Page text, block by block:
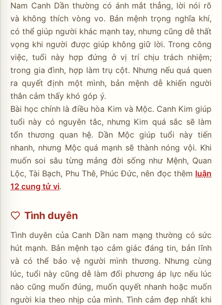
Nam Canh Dần thường có ánh mắt thẳng, lời nói rõ
và không thích vòng vo. Bản mệnh trọng nghĩa khí,
có thể giúp người khác mạnh tay, nhưng cũng dễ thất
vọng khi người được giúp không giữ lời. Trong công
việc, tuổi này hợp đứng ở vị trí chịu trách nhiệm;
trong gia đình, hợp làm trụ cột. Nhưng nếu quá quen
ra quyết định một mình, bản mệnh dễ khiến người
thân cảm thấy khó góp ý.
Bài học chính là điều hòa Kim và Mộc. Canh Kim giúp
tuổi này có nguyên tắc, nhưng Kim quá sắc sẽ làm
tổn thương quan hệ. Dần Mộc giúp tuổi này tiến
nhanh, nhưng Mộc quá mạnh sẽ thành nóng vội. Khi
muốn soi sâu từng mảng đời sống như Mệnh, Quan
Lộc, Tài Bạch, Phu Thê, Phúc Đức, nên đọc thêm luận
12 cung tử vi.
Tình duyên
Tình duyên của Canh Dần nam mạng thường có sức
hút mạnh. Bản mệnh tạo cảm giác đáng tin, bản lĩnh
và có thể bảo vệ người mình thương. Nhưng cùng
lúc, tuổi này cũng dễ làm đối phương áp lực nếu lúc
nào cũng muốn đúng, muốn quyết nhanh hoặc muốn
người kia theo nhịp của mình. Tình cảm đẹp nhất khi